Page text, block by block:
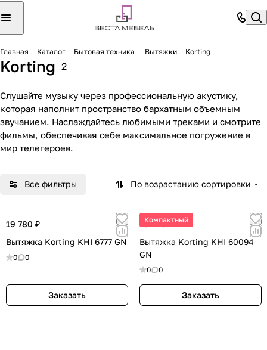
Главная Каталог Бытовая техника Вытяжки Korting
Korting 2
Слушайте музыку через профессиональную акустику,
которая наполнит пространство бархатным объемным
звучанием. Наслаждайтесь любимыми треками и смотрите
фильмы, обеспечивая себе максимальное погружение в
мир телегероев.
Все фильтры По возрастанию сортировки
19 780 ₽
Вытяжка Korting KHI 6777 GN
0 0
Заказать
Компактный
15 243 ₽
Вытяжка Korting KHI 60094
GN
0 0
Заказать